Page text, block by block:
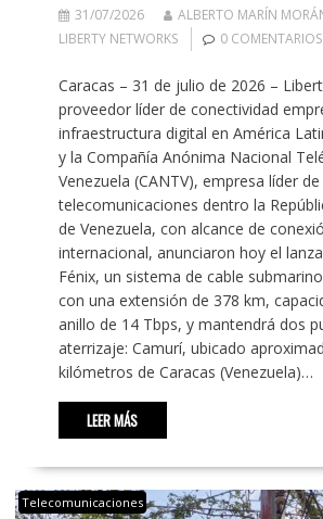
31/07/2026 ALBERTO MARÍN
LIBERTY NETWORKS
0 COMENTARIOS
Caracas – 31 de julio de 2026 –
proveedor líder de conectividad
infraestructura digital en América
y la Compañía Anónima Nacional
Venezuela (CANTV), empresa líder de
telecomunicaciones dentro la
de Venezuela, con alcance de
internacional, anunciaron hoy el
Fénix, un sistema de cable
con una extensión de 378 km,
anillo de 14 Tbps, y mantendrá dos
aterrizaje: Camurí, ubicado
kilómetros de Caracas (Venezuela)…
LEER MÁS
Telecomunicaciones